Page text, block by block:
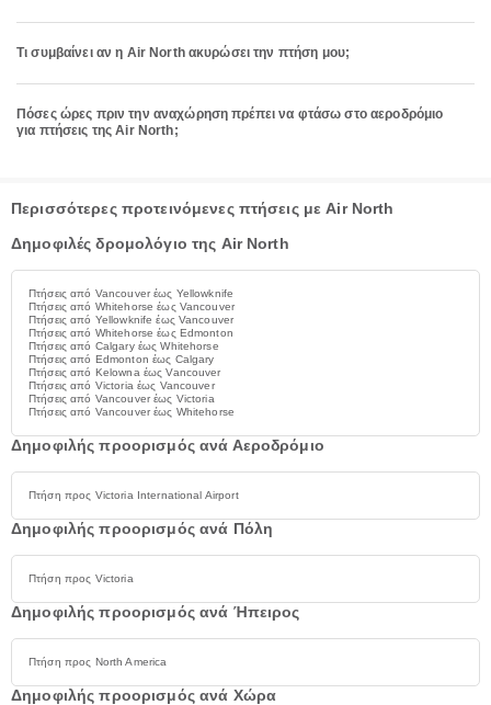
Τι συμβαίνει αν η Air North ακυρώσει την πτήση μου;
Πόσες ώρες πριν την αναχώρηση πρέπει να φτάσω στο αεροδρόμιο
για πτήσεις της Air North;
Περισσότερες προτεινόμενες πτήσεις με Air North
Δημοφιλές δρομολόγιο της Air North
Πτήσεις από Vancouver έως Yellowknife
Πτήσεις από Whitehorse έως Vancouver
Πτήσεις από Yellowknife έως Vancouver
Πτήσεις από Whitehorse έως Edmonton
Πτήσεις από Calgary έως Whitehorse
Πτήσεις από Edmonton έως Calgary
Πτήσεις από Kelowna έως Vancouver
Πτήσεις από Victoria έως Vancouver
Πτήσεις από Vancouver έως Victoria
Πτήσεις από Vancouver έως Whitehorse
Δημοφιλής προορισμός ανά Αεροδρόμιο
Πτήση προς Victoria International Airport
Δημοφιλής προορισμός ανά Πόλη
Πτήση προς Victoria
Δημοφιλής προορισμός ανά Ήπειρος
Πτήση προς North America
Δημοφιλής προορισμός ανά Χώρα